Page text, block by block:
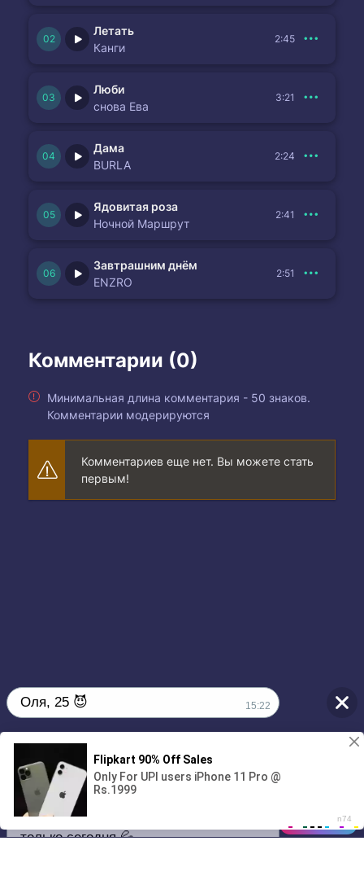
Летать
Канги
2:45
Люби
снова Ева
3:21
Дама
BURLA
2:24
Ядовитая роза
Ночной Маршрут
2:41
Завтрашним днём
ENZRO
2:51
Комментарии (0)
Минимальная длина комментария - 50 знаков.
Комментарии модерируются
Комментариев еще нет. Вы можете стать
первым!
01/07
00:00
Оля, 25 😈 15:22
Без обязательств и лишних слов,
только сегодня 💦
1